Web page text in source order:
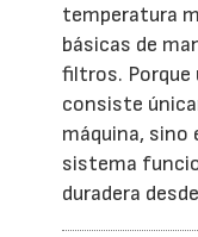
temperatura
básicas de
filtros. Porque
consiste
máquina, sino
sistema
duradera